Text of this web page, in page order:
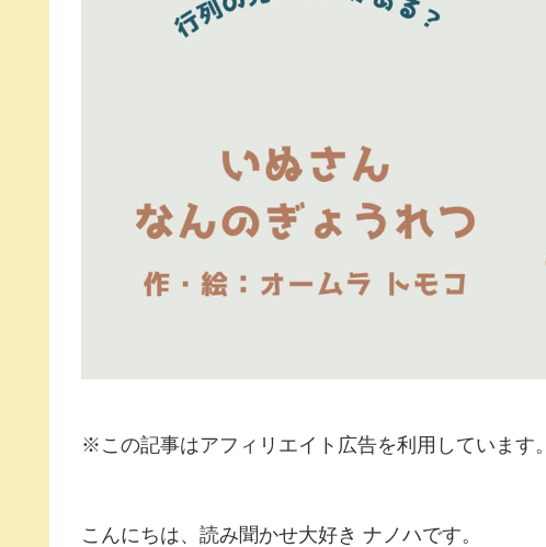
※この記事はアフィリエイト広告を利用しています。
こんにちは、読み聞かせ大好き ナノハです。